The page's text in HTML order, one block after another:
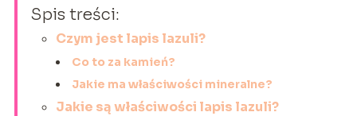
Spis treści:
Czym jest lapis lazuli?
Co to za kamień?
Jakie ma właściwości mineralne?
Jakie są właściwości lapis lazuli?